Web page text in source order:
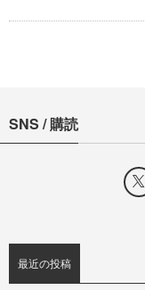
SNS / 購読
最近の投稿